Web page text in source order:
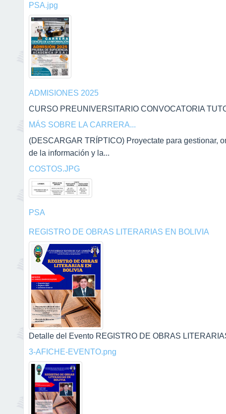
PSA.jpg
ADMISIONES 2025
CURSO PREUNIVERSITARIO CONVOCATORIA
MÁS SOBRE LA CARRERA...
(DESCARGAR TRÍPTICO) Proyectate para gestionar,
de la información y la...
COSTOS.JPG
PSA
REGISTRO DE OBRAS LITERARIAS EN BOLIVIA
Detalle del Evento REGISTRO DE OBRAS
3-AFICHE-EVENTO.png